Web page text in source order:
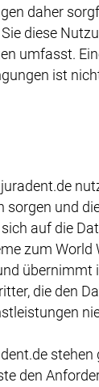
daher
diese
umfasst.
ist
und
auf die
zum World
die den
den